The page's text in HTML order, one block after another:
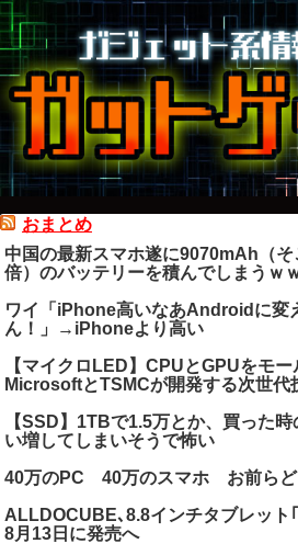
おまとめ
中国の最新スマホ遂に9070mAh（
倍）のバッテリーを積んでしまうｗ
ワイ「iPhone高いなあAndroidに変
ん！」→iPhoneより高い
【マイクロLED】CPUとGPUをモ
MicrosoftとTSMCが開発する次世代
【SSD】1TBで1.5万とか、買った
い増してしまいそうで怖い
40万のPC 40万のスマホ お前らど
ALLDOCUBE､8.8インチタブレッ
8月13日に発売へ